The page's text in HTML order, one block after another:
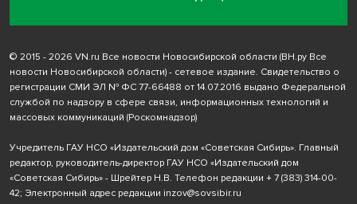
© 2015 - 2026 VN.ru Все новости Новосибирской области (ВН.ру Все
новости Новосибирской области) - сетевое издание. Свидетельство о
регистрации СМИ ЭЛ № ФС 77-66488 от 14.07.2016 выдано Федеральной
службой по надзору в сфере связи, информационных технологий и
массовых коммуникаций (Роскомнадзор)
Учредитель ГАУ НСО «Издательский дом «Советская Сибирь». Главный
редактор, руководитель-директор ГАУ НСО «Издательский дом
«Советская Сибирь» - Шрейтер Н.В. Телефон редакции + 7 (383) 314-00-
42; Электронный адрес редакции inzov@sovsibir.ru